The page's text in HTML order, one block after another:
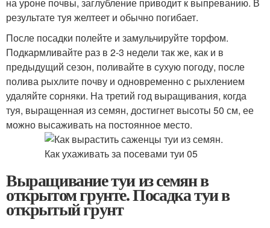
результате туя желтеет и обычно погибает.
После посадки полейте и замульчируйте торфом.
Подкармливайте раз в 2-3 недели так же, как и в
предыдущий сезон, поливайте в сухую погоду, после
полива рыхлите почву и одновременно с рыхлением
удаляйте сорняки. На третий год выращивания, когда
туя, выращенная из семян, достигнет высоты 50 см, ее
можно высаживать на постоянное место.
Выращивание туи из семян в
открытом грунте. Посадка туи в
открытый грунт